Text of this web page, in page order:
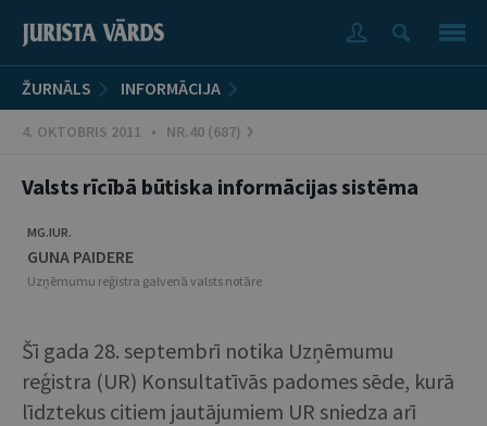
ŽURNĀLS INFORMĀCIJA
4. OKTOBRIS 2011 • NR.40 (687)
Valsts rīcībā būtiska informācijas sistēma
MG.IUR.
GUNA PAIDERE
Uzņēmumu reģistra galvenā valsts notāre
Šī gada 28. septembrī notika Uzņēmumu
reģistra (UR) Konsultatīvās padomes sēde, kurā
līdztekus citiem jautājumiem UR sniedza arī